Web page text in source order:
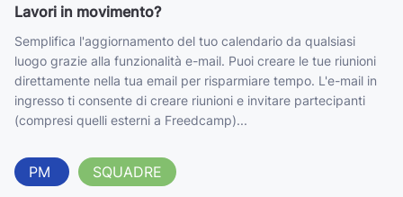
Lavori in movimento?
Semplifica l'aggiornamento del tuo calendario da qualsiasi
luogo grazie alla funzionalità e-mail. Puoi creare le tue riunioni
direttamente nella tua email per risparmiare tempo. L'e-mail in
ingresso ti consente di creare riunioni e invitare partecipanti
(compresi quelli esterni a Freedcamp)...
PM SQUADRE